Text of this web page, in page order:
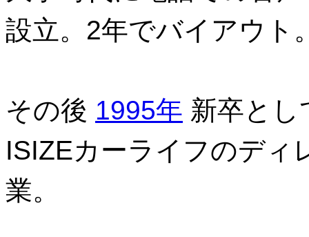
設立。2年でバイアウト
その後 1995年 新卒とし
ISIZEカーライフのディ
業。